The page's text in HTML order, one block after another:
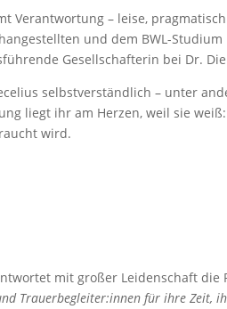
– leise,
und dem BWL-
Gesellschafterin bei Dr.
selbstverständlich – unter
liegt ihr am Herzen, weil sie
wird.
mit großer Leidenschaft die
Trauerbegleiter:innen für ihre Zeit,